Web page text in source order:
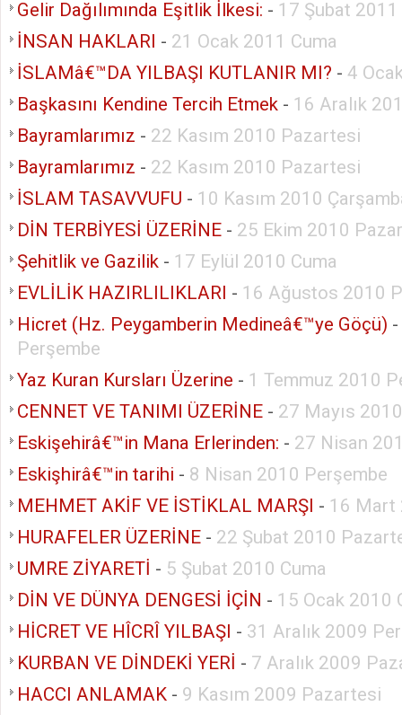
Gelir Dağılımında Eşitlik İlkesi: - 17 Şubat
İNSAN HAKLARI - 21 Ocak 2011 Cuma
İSLAMâ€™DA YILBAŞI KUTLANIR MI? - 4
Başkasını Kendine Tercih Etmek - 16 Aralık
Bayramlarımız - 22 Kasım 2010 Pazartesi
Bayramlarımız - 22 Kasım 2010 Pazartesi
İSLAM TASAVVUFU - 10 Kasım 2010
DİN TERBİYESİ ÜZERİNE - 25 Ekim 2010
Şehitlik ve Gazilik - 17 Eylül 2010 Cuma
EVLİLİK HAZIRLILIKLARI - 16 Ağustos 2010
Hicret (Hz. Peygamberin Medineâ€™ye Göçü) -
Perşembe
Yaz Kuran Kursları Üzerine - 1 Temmuz 2010
CENNET VE TANIMI ÜZERİNE - 27 Mayıs
Eskişehirâ€™in Mana Erlerinden: - 27 Nisan
Eskişhirâ€™in tarihi - 8 Nisan 2010 Perşembe
MEHMET AKİF VE İSTİKLAL MARŞI - 16 Mart
HURAFELER ÜZERİNE - 22 Şubat 2010
UMRE ZİYARETİ - 5 Şubat 2010 Cuma
DİN VE DÜNYA DENGESİ İÇİN - 15 Ocak 2010
HİCRET VE HÎCRÎ YILBAŞI - 31 Aralık 2009
KURBAN VE DİNDEKİ YERİ - 7 Aralık 2009
HACCI ANLAMAK - 9 Kasım 2009 Pazartesi